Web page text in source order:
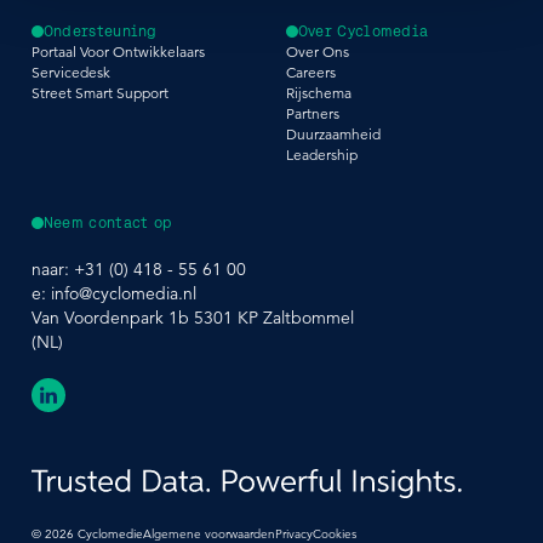
Neem contact op
naar: +31 (0) 418 - 55 61 00
e: info@cyclomedia.nl
Van Voordenpark 1b 5301 KP Zaltbommel
(NL)
Ondersteuning
Portaal Voor Ontwikkelaars
Servicedesk
Street Smart Support
Over Cyclomedia
Over Ons
Careers
Rijschema
Partners
Duurzaamheid
Leadership
© 2026 CyclomedieAlgemene voorwaardenPrivacyCookies